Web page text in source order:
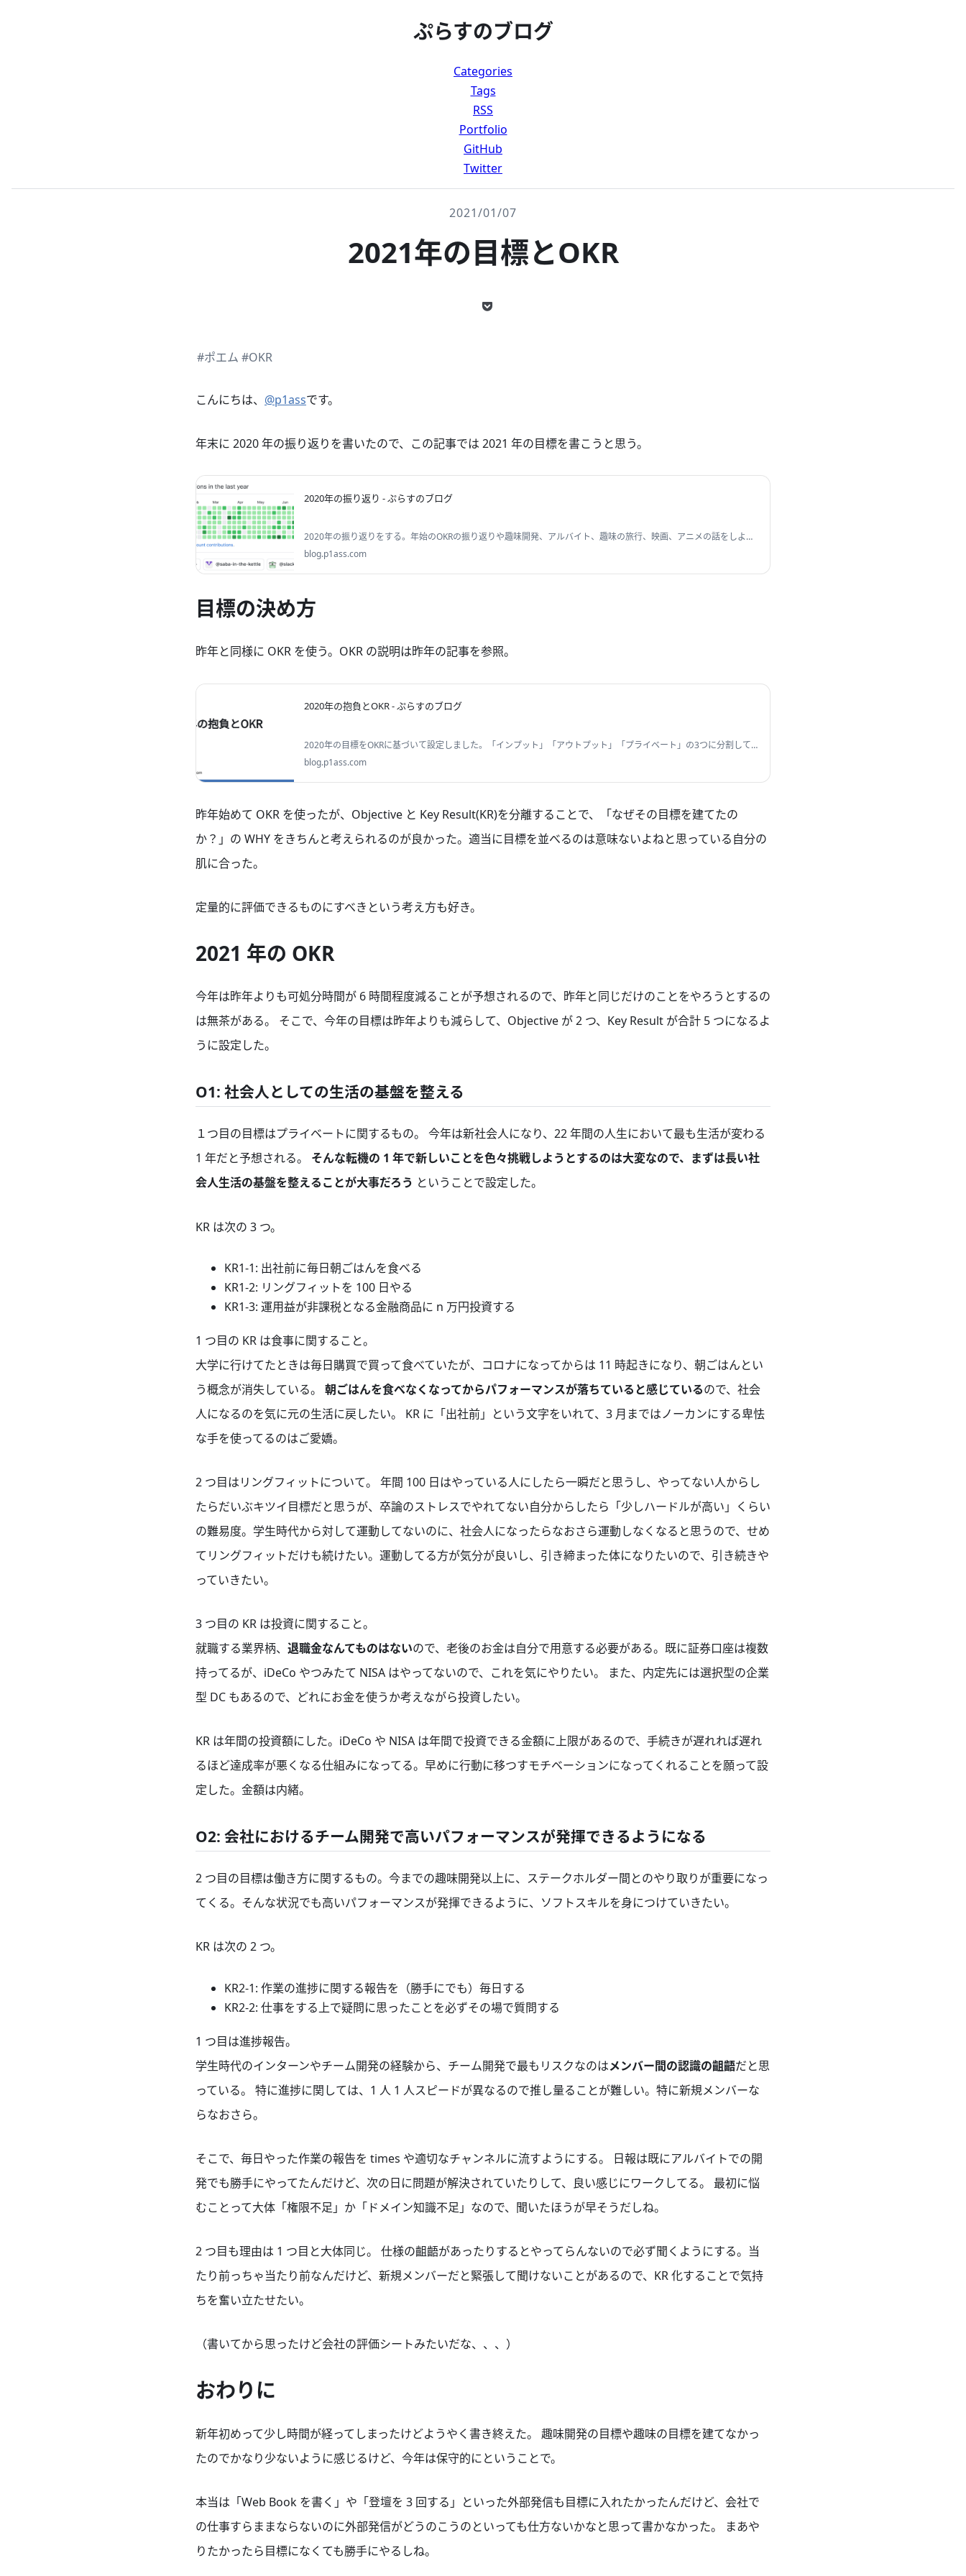
ぷらすのブログ
Categories
Tags
RSS
Portfolio
GitHub
Twitter
2021/01/07
2021年の目標とOKR
#ポエム #OKR
こんにちは、 @p1assです。
年末に 2020 年の振り返りを書いたので、この記事では 2021 年の目標を書こうと思う。
2020年の振り返り - ぷらすのブログ
2020年の振り返りをする。年始のOKRの振り返りや趣味開発、アルバイト、趣味の旅行、映画、アニメの話をしよう
と思う。
blog.p1ass.com
目標の決め方
昨年と同様に OKR を使う。OKR の説明は昨年の記事を参照。
2020年の抱負とOKR - ぷらすのブログ
2020年の目標をOKRに基づいて設定しました。「インプット」「アウトプット」「プライベート」の3つに分割して
OKRをそれぞれ設定したので目標を達成するために頑張ります。
blog.p1ass.com
昨年始めて OKR を使ったが、Objective と Key Result(KR)を分離することで、「なぜその目標を建てたの
か？」の WHY をきちんと考えられるのが良かった。適当に目標を並べるのは意味ないよねと思っている自分の
肌に合った。
定量的に評価できるものにすべきという考え方も好き。
2021 年の OKR
今年は昨年よりも可処分時間が 6 時間程度減ることが予想されるので、昨年と同じだけのことをやろうとするの
は無茶がある。 そこで、今年の目標は昨年よりも減らして、Objective が 2 つ、Key Result が合計 5 つになるよ
うに設定した。
O1: 社会人としての生活の基盤を整える
１つ目の目標はプライベートに関するもの。 今年は新社会人になり、22 年間の人生において最も生活が変わる
1 年だと予想される。 そんな転機の 1 年で新しいことを色々挑戦しようとするのは大変なので、まずは長い社
会人生活の基盤を整えることが大事だろう ということで設定した。
KR は次の 3 つ。
KR1-1: 出社前に毎日朝ごはんを食べる
KR1-2: リングフィットを 100 日やる
KR1-3: 運用益が非課税となる金融商品に n 万円投資する
1 つ目の KR は食事に関すること。
大学に行けてたときは毎日購買で買って食べていたが、コロナになってからは 11 時起きになり、朝ごはんとい
う概念が消失している。 朝ごはんを食べなくなってからパフォーマンスが落ちていると感じているので、社会
人になるのを気に元の生活に戻したい。 KR に「出社前」という文字をいれて、3 月まではノーカンにする卑怯
な手を使ってるのはご愛嬌。
2 つ目はリングフィットについて。 年間 100 日はやっている人にしたら一瞬だと思うし、やってない人からし
たらだいぶキツイ目標だと思うが、卒論のストレスでやれてない自分からしたら「少しハードルが高い」くらい
の難易度。学生時代から対して運動してないのに、社会人になったらなおさら運動しなくなると思うので、せめ
てリングフィットだけも続けたい。運動してる方が気分が良いし、引き締まった体になりたいので、引き続きや
っていきたい。
3 つ目の KR は投資に関すること。
就職する業界柄、 退職金なんてものはないので、老後のお金は自分で用意する必要がある。既に証券口座は複数
持ってるが、iDeCo やつみたて NISA はやってないので、これを気にやりたい。 また、内定先には選択型の企業
型 DC もあるので、どれにお金を使うか考えながら投資したい。
KR は年間の投資額にした。iDeCo や NISA は年間で投資できる金額に上限があるので、手続きが遅れれば遅れ
るほど達成率が悪くなる仕組みになってる。早めに行動に移つすモチベーションになってくれることを願って設
定した。金額は内緒。
O2: 会社におけるチーム開発で高いパフォーマンスが発揮できるようになる
2 つ目の目標は働き方に関するもの。今までの趣味開発以上に、ステークホルダー間とのやり取りが重要になっ
てくる。そんな状況でも高いパフォーマンスが発揮できるように、ソフトスキルを身につけていきたい。
KR は次の 2 つ。
KR2-1: 作業の進捗に関する報告を（勝手にでも）毎日する
KR2-2: 仕事をする上で疑問に思ったことを必ずその場で質問する
1 つ目は進捗報告。
学生時代のインターンやチーム開発の経験から、チーム開発で最もリスクなのはメンバー間の認識の齟齬だと思
っている。 特に進捗に関しては、1 人 1 人スピードが異なるので推し量ることが難しい。特に新規メンバーな
らなおさら。
そこで、毎日やった作業の報告を times や適切なチャンネルに流すようにする。 日報は既にアルバイトでの開
発でも勝手にやってたんだけど、次の日に問題が解決されていたりして、良い感じにワークしてる。 最初に悩
むことって大体「権限不足」か「ドメイン知識不足」なので、聞いたほうが早そうだしね。
2 つ目も理由は 1 つ目と大体同じ。 仕様の齟齬があったりするとやってらんないので必ず聞くようにする。当
たり前っちゃ当たり前なんだけど、新規メンバーだと緊張して聞けないことがあるので、KR 化することで気持
ちを奮い立たせたい。
（書いてから思ったけど会社の評価シートみたいだな、、、）
おわりに
新年初めって少し時間が経ってしまったけどようやく書き終えた。 趣味開発の目標や趣味の目標を建てなかっ
たのでかなり少ないように感じるけど、今年は保守的にということで。
本当は「Web Book を書く」や「登壇を 3 回する」といった外部発信も目標に入れたかったんだけど、会社で
の仕事すらままならないのに外部発信がどうのこうのといっても仕方ないかなと思って書かなかった。 まあや
りたかったら目標になくても勝手にやるしね。